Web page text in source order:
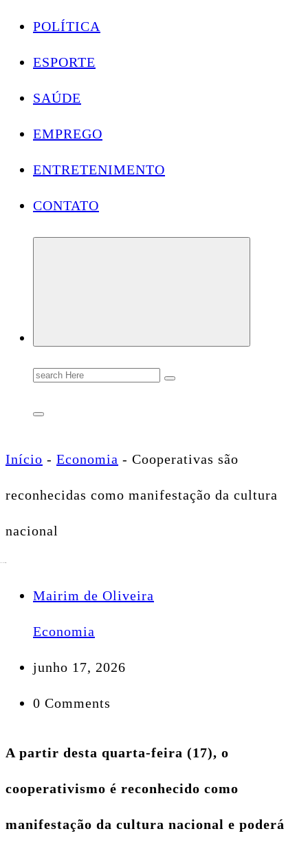
POLÍTICA
ESPORTE
SAÚDE
EMPREGO
ENTRETENIMENTO
CONTATO
Search
for:
Início - Economia - Cooperativas são
reconhecidas como manifestação da cultura
nacional
Mairim de Oliveira
Economia
junho 17, 2026
0 Comments
A partir desta quarta-feira (17), o
cooperativismo é reconhecido como
manifestação da cultura nacional e poderá